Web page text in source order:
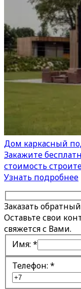
Дом каркасный
Закажите
стоимость
Узнать подробнее
Заказать
Оставьте свои
свяжется с Вами.
Имя: *
Телефон: *